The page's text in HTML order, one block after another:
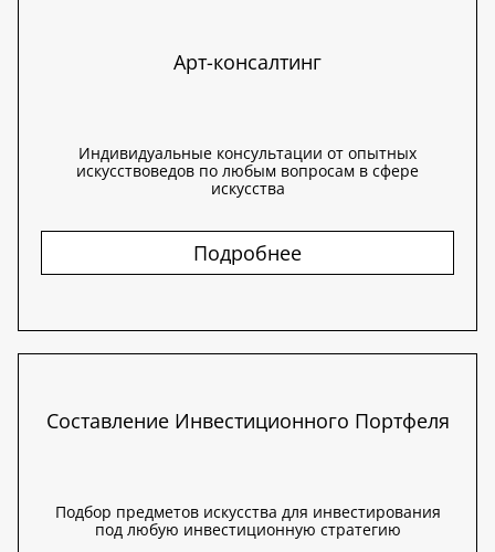
Арт-консалтинг
Индивидуальные консультации от опытных
искусствоведов по любым вопросам в сфере
искусства
Подробнее
Составление Инвестиционного Портфеля
Подбор предметов искусства для инвестирования
под любую инвестиционную стратегию